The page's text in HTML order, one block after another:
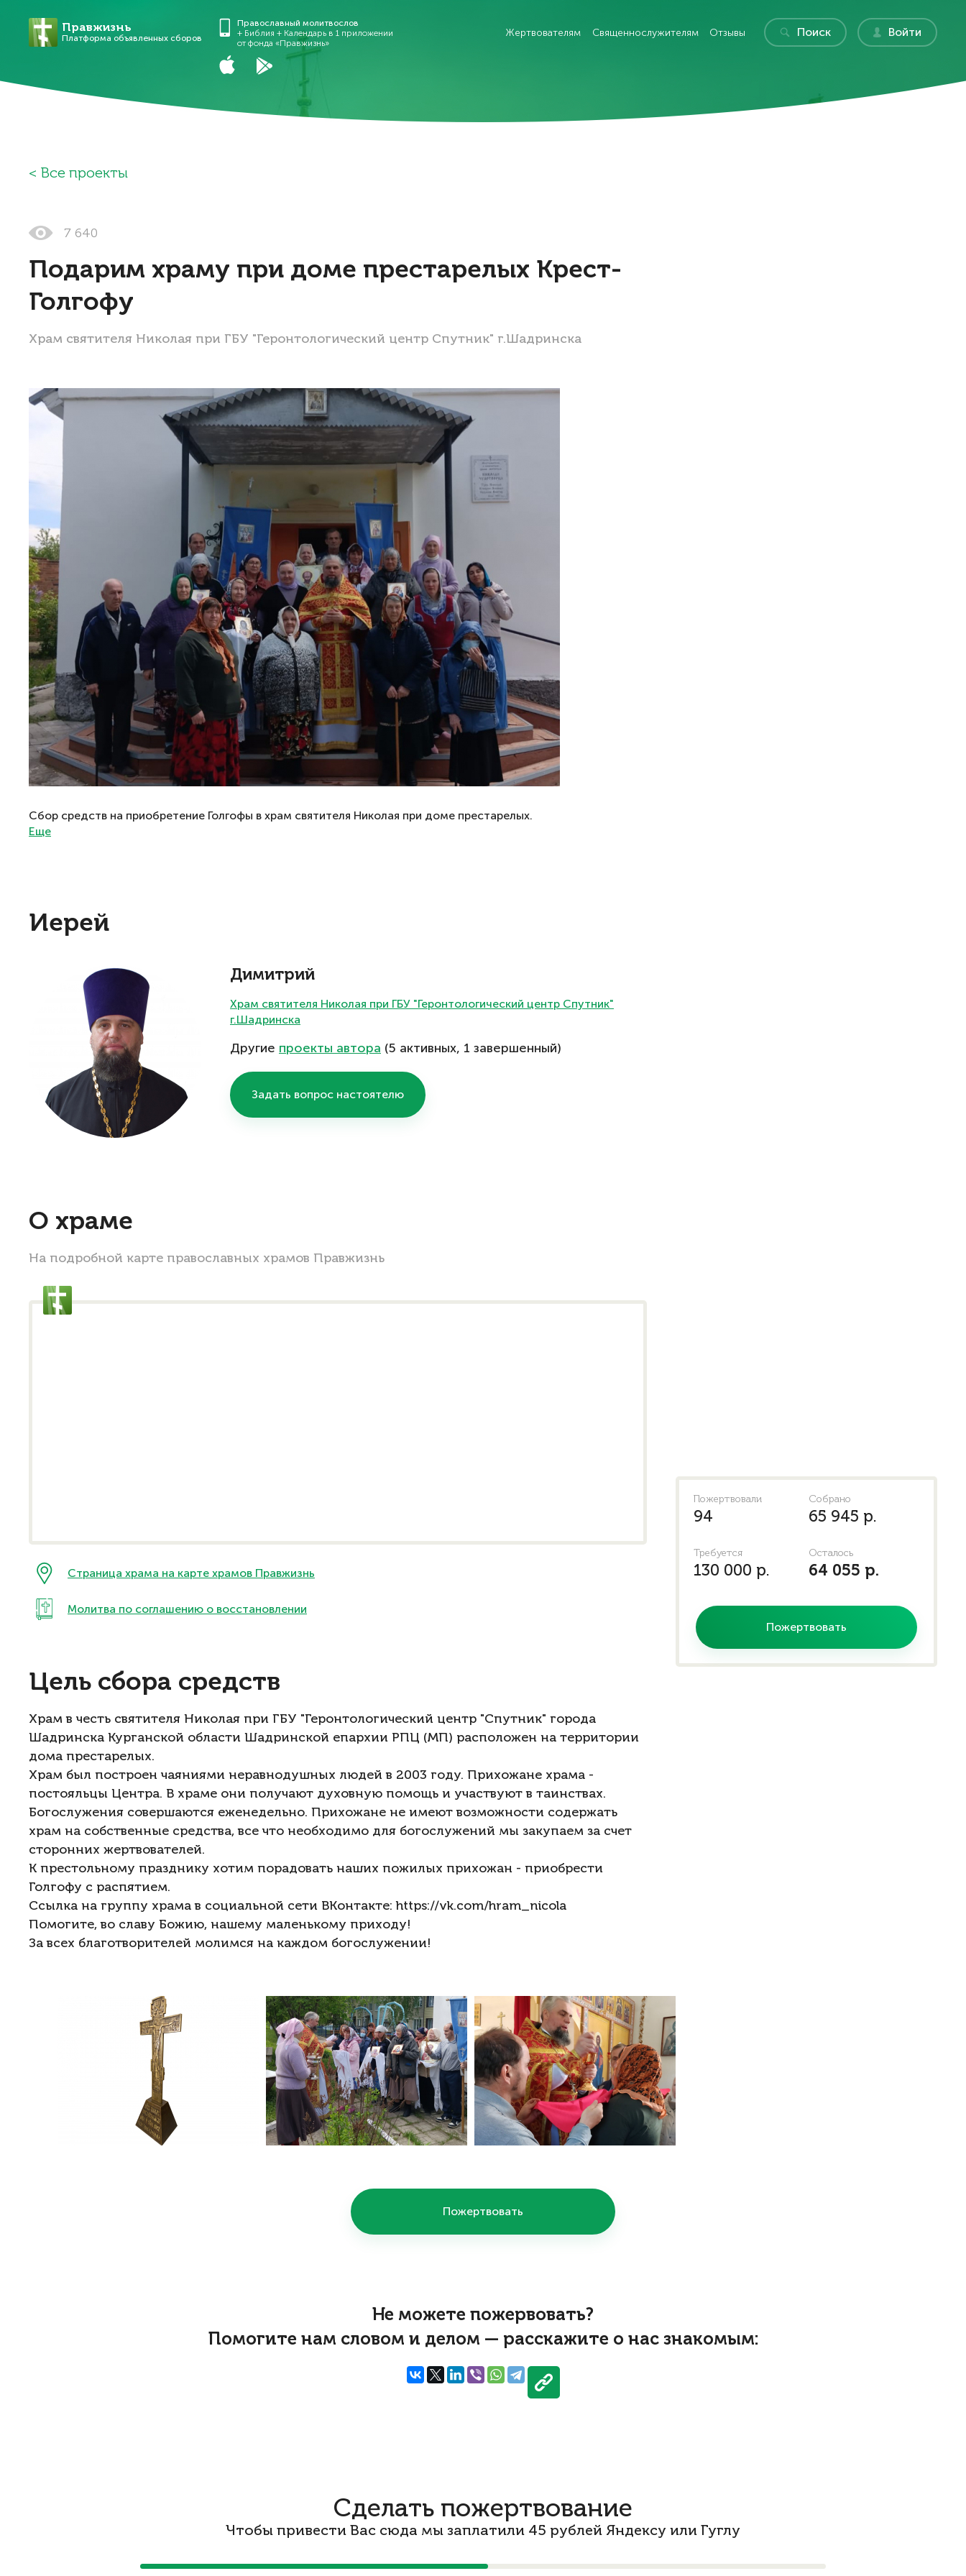
Правжизнь
Платформа объявленных сборов
Православный молитвослов
+ Библия + Календарь в 1 приложении
от фонда «Правжизнь»
Жертвователям Священнослужителям Отзывы Поиск Войти
Все проекты
7 640
Подарим храму при доме престарелых Крест-
Голгофу
Храм святителя Николая при ГБУ "Геронтологический центр Спутник" г.Шадринска
Сбор средств на приобретение Голгофы в храм святителя Николая при доме престарелых.
Еще
Иерей
Димитрий
Храм святителя Николая при ГБУ "Геронтологический центр Спутник"
г.Шадринска
Другие проекты автора (5 активных, 1 завершенный)
Задать вопрос настоятелю
О храме
На подробной карте православных храмов Правжизнь
Страница храма на карте храмов Правжизнь
Молитва по соглашению о восстановлении
Цель сбора средств
Храм в честь святителя Николая при ГБУ "Геронтологический центр "Спутник" города
Шадринска Курганской области Шадринской епархии РПЦ (МП) расположен на территории
дома престарелых.
Храм был построен чаяниями неравнодушных людей в 2003 году. Прихожане храма -
постояльцы Центра. В храме они получают духовную помощь и участвуют в таинствах.
Богослужения совершаются еженедельно. Прихожане не имеют возможности содержать
храм на собственные средства, все что необходимо для богослужений мы закупаем за счет
сторонних жертвователей.
К престольному празднику хотим порадовать наших пожилых прихожан - приобрести
Голгофу с распятием.
Ссылка на группу храма в социальной сети ВКонтакте:https://vk.com/hram_nicola
Помогите, во славу Божию, нашему маленькому приходу!
За всех благотворителей молимся на каждом богослужении!
Пожертвовать
Пожертвовали
94
Собрано
65 945 р.
Требуется
130 000 р.
Осталось
64 055 р.
Пожертвовать
Не можете пожервовать?
Помогите нам словом и делом — расскажите о нас знакомым:
Сделать пожертвование
Чтобы привести Вас сюда мы заплатили 45 рублей Яндексу или Гуглу